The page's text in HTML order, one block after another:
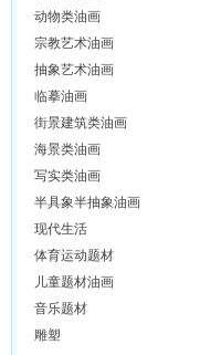
动物类油画
宗教艺术油画
抽象艺术油画
临摹油画
街景建筑类油画
海景类油画
写实类油画
半具象半抽象油画
现代生活
体育运动题材
儿童题材油画
音乐题材
雕塑